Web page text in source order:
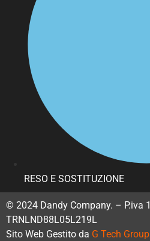
RESO E SOSTITUZIONE
© 2024 Dandy Company. – P.iva
TRNLND88L05L219L
Sito Web Gestito da G Tech Group